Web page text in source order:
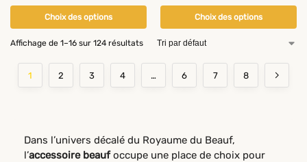
Choix des options Choix des options
Affichage de 1–16 sur 124 résultats
1 2 3 4 … 6 7 8
Dans l’univers décalé du Royaume du Beauf,
l’accessoire beaufoccupe une place de choix pour